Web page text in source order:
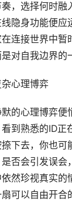
，选择何时融
隐身功能便应
连接世界中暂
对自我边界的
心理博弈
的心理博弈便
到熟悉的ID正
下去，你也可
否会引发误会
然珍视真实的
可以自由开合